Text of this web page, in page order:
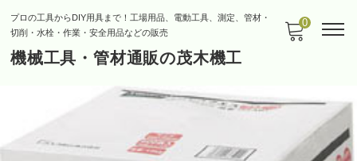
プロの工具からDIY用具まで！工場用品、電動工具、測定、管材・
切削・水栓・作業・安全用品などの販売
機械工具・管材通販の茂木機工
0